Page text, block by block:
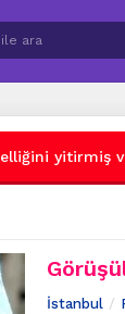
yitirmiş
İstanbul